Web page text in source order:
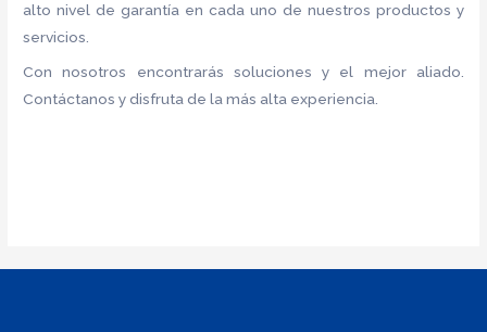
alto nivel de garantía en cada uno de nuestros productos y
servicios.
Con nosotros encontrarás soluciones y el mejor aliado.
Contáctanos y disfruta de la más alta experiencia.